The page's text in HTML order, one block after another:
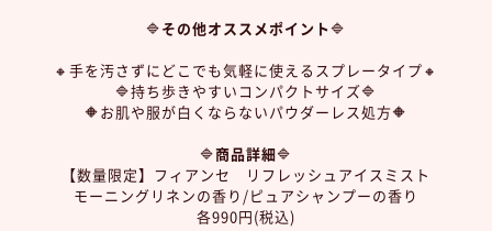
🔷その他オススメポイント🔷
🔸手を汚さずにどこでも気軽に使えるスプレータイプ🔸
🔷持ち歩きやすいコンパクトサイズ🔷
🔶お肌や服が白くならないパウダーレス処方🔶
🔷商品詳細🔷
【数量限定】フィアンセ リフレッシュアイスミスト
モーニングリネンの香り/ピュアシャンプーの香り
各990円(税込)